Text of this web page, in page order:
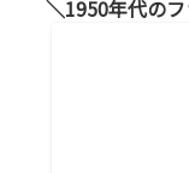
1950年代の